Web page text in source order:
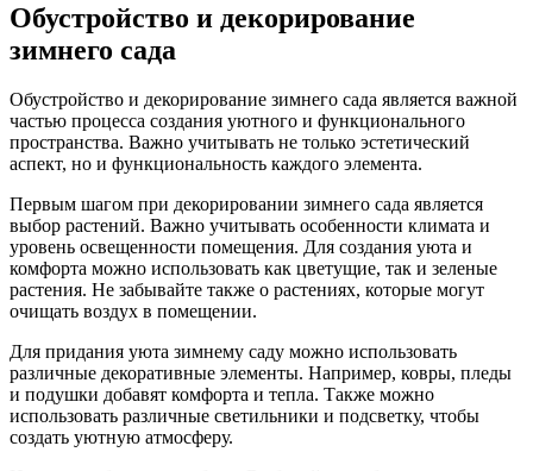
Обустройство и декорирование
зимнего сада
Обустройство и декорирование зимнего сада является важной
частью процесса создания уютного и функционального
пространства. Важно учитывать не только эстетический
аспект, но и функциональность каждого элемента.
Первым шагом при декорировании зимнего сада является
выбор растений. Важно учитывать особенности климата и
уровень освещенности помещения. Для создания уюта и
комфорта можно использовать как цветущие, так и зеленые
растения. Не забывайте также о растениях, которые могут
очищать воздух в помещении.
Для придания уюта зимнему саду можно использовать
различные декоративные элементы. Например, ковры, пледы
и подушки добавят комфорта и тепла. Также можно
использовать различные светильники и подсветку, чтобы
создать уютную атмосферу.